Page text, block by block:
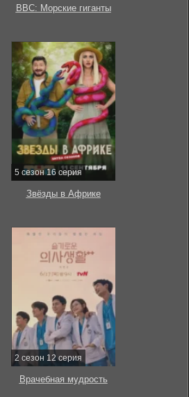
BBC: Морские гиганты
5 сезон 16 серия
Звёзды в Африке
2 сезон 12 серия
Врачебная мудрость